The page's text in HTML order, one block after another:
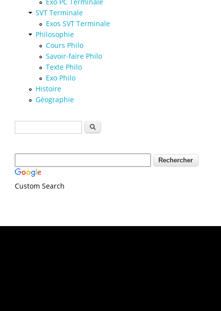
Exo PC Terminale
SVT Terminale
Exos SVT Terminale
Philosophie
Cours Philo
Savoir-faire Philo
Texte Philo
Exo Philo
Histoire
Géographie
Formulaire de recherche
Rechercher
Custom Search